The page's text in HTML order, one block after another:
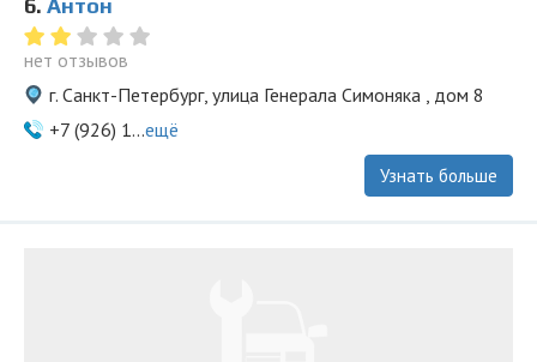
6. Антон
нет отзывов
г. Санкт-Петербург, улица Генерала Симоняка , дом 8
+7 (926) 1...ещё
Узнать больше